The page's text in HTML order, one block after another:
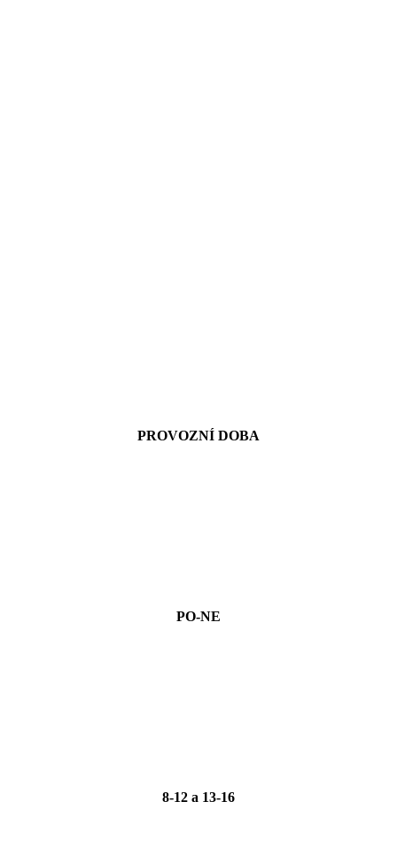
PROVOZNÍ DOBA
PO-NE
8-12 a 13-16